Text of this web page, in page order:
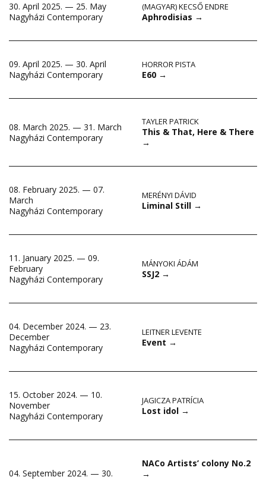
30. April 2025. — 25. May
Nagyházi Contemporary
(MAGYAR) KECSŐ ENDRE
Aphrodisias →
09. April 2025. — 30. April
Nagyházi Contemporary
HORROR PISTA
E60 →
08. March 2025. — 31. March
Nagyházi Contemporary
TAYLER PATRICK
This & That, Here & There
→
08. February 2025. — 07.
March
Nagyházi Contemporary
MERÉNYI DÁVID
Liminal Still →
11. January 2025. — 09.
February
Nagyházi Contemporary
MÁNYOKI ÁDÁM
SSJ2 →
04. December 2024. — 23.
December
Nagyházi Contemporary
LEITNER LEVENTE
Event →
15. October 2024. — 10.
November
Nagyházi Contemporary
JAGICZA PATRÍCIA
Lost idol →
04. September 2024. — 30.
NACo Artists’ colony No.2
→